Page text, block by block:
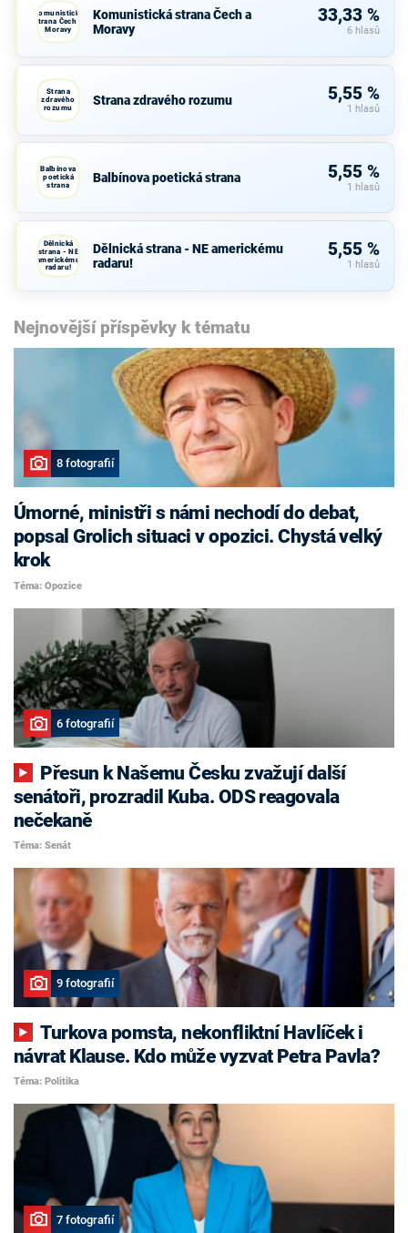
Komunistická
strana Čech a
Moravy
Komunistická strana Čech a
Moravy
33,33 %
6 hlasů
Strana
zdravého
rozumu
Strana zdravého rozumu 5,55 %
1 hlasů
Balbínova
poetická
strana
Balbínova poetická strana 5,55 %
1 hlasů
Dělnická
strana - NE
americkému
radaru!
Dělnická strana - NE americkému
radaru!
5,55 %
1 hlasů
Nejnovější příspěvky k tématu
8 fotografií
Úmorné, ministři s námi nechodí do debat,
popsal Grolich situaci v opozici. Chystá velký
krok
Téma: Opozice
6 fotografií
senátoři, prozradil Kuba. ODS reagovala
nečekaně
Téma: Senát
9 fotografií
Turkova pomsta, nekonfliktní Havlíček i
návrat Klause. Kdo může vyzvat Petra Pavla?
Téma: Politika
7 fotografií